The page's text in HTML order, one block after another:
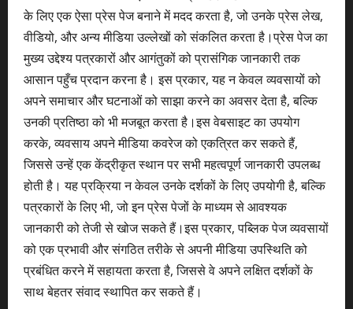
के लिए एक ऐसा प्रेस पेज बनाने में मदद करता है, जो उनके प्रेस लेख,
वीडियो, और अन्य मीडिया उल्लेखों को संकलित करता है।प्रेस पेज का
मुख्य उद्देश्य पत्रकारों और आगंतुकों को प्रासंगिक जानकारी तक
आसान पहुँच प्रदान करना है। इस प्रकार, यह न केवल व्यवसायों को
अपने समाचार और घटनाओं को साझा करने का अवसर देता है, बल्कि
उनकी प्रतिष्ठा को भी मजबूत करता है।इस वेबसाइट का उपयोग
करके, व्यवसाय अपने मीडिया कवरेज को एकत्रित कर सकते हैं,
जिससे उन्हें एक केंद्रीकृत स्थान पर सभी महत्वपूर्ण जानकारी उपलब्ध
होती है। यह प्रक्रिया न केवल उनके दर्शकों के लिए उपयोगी है, बल्कि
पत्रकारों के लिए भी, जो इन प्रेस पेजों के माध्यम से आवश्यक
जानकारी को तेजी से खोज सकते हैं।इस प्रकार, पब्लिक पेज व्यवसायों
को एक प्रभावी और संगठित तरीके से अपनी मीडिया उपस्थिति को
प्रबंधित करने में सहायता करता है, जिससे वे अपने लक्षित दर्शकों के
साथ बेहतर संवाद स्थापित कर सकते हैं।